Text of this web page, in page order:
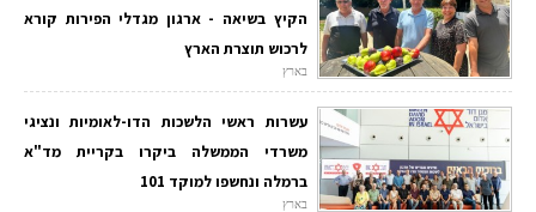
הקיץ בשיאה - ארגון מגדלי הפירות קורא
לרכוש תוצרת הארץ
בארץ
עשרות ראשי הלשכות הדו-לאומיות ונציגי
משרדי הממשלה ביקרו בקריית מד"א
ברמלה ונחשפו למוקד 101
בארץ